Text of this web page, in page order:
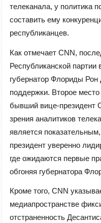
телеканала, у политика
составить ему
республиканцев.
Как отмечает CNN,
Республиканской
губернатор Флориды Рон
поддержки. Второе
бывший вице-
зрения аналитиков
является
президент уверенно
где ожидаются первые
обгоняя губернатора
Кроме того, CNN
медиапространстве
отстраненность